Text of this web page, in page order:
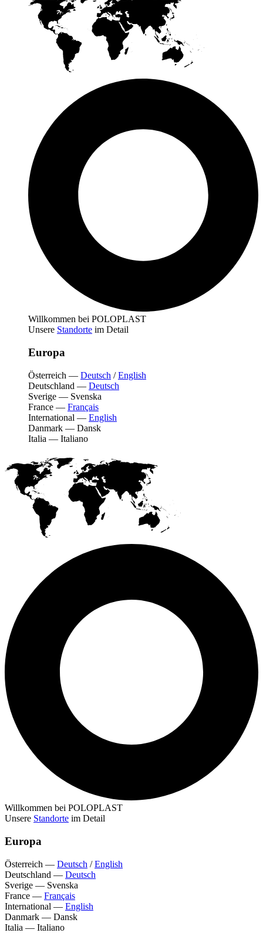
Willkommen bei POLOPLAST
Unsere Standorte im Detail
Europa
Österreich — Deutsch /English
Deutschland — Deutsch
Sverige — Svenska
France — Français
International — English
Danmark — Dansk
Italia — Italiano
Willkommen bei POLOPLAST
Unsere Standorte im Detail
Europa
Österreich — Deutsch /English
Deutschland — Deutsch
Sverige — Svenska
France — Français
International — English
Danmark — Dansk
Italia — Italiano